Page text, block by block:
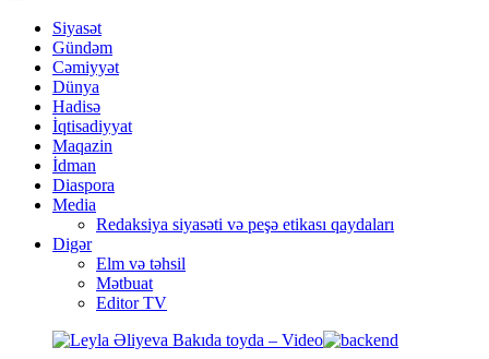
Siyasət
Gündəm
Cəmiyyət
Dünya
Hadisə
İqtisadiyyat
Maqazin
İdman
Diaspora
Media
Redaksiya siyasəti və peşə etikası qaydaları
Digər
Elm və təhsil
Mətbuat
Editor TV